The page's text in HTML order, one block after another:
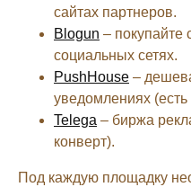
сайтах партнеров.
Blogun – покупайте
социальных сетях.
PushHouse –
уведомлениях
Telega – биржа
конверт).
Под каждую площадку